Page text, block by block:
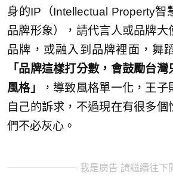
身的IP（Intellectual Property智
品牌形象），請代言人或品牌大
品牌，或融入到品牌裡面，舞
「品牌這樣打分數，會鼓勵台
風格」
，導致風格單一化，王
自己的訴求，不過現在有很多
們不必灰心。
我是廣告 請繼續往下